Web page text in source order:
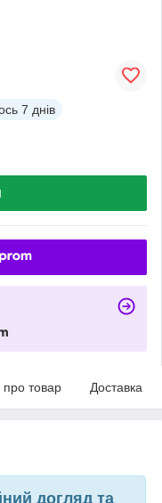
7 днів
про товар Доставка
догляд та